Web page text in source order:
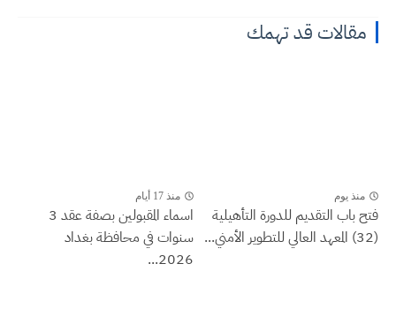
مقالات قد تهمك
منذ يوم
فتح باب التقديم للدورة التأهيلية
(32) المعهد العالي للتطوير الأمني...
منذ 17 أيام
اسماء المقبولين بصفة عقد 3
سنوات في محافظة بغداد
2026...